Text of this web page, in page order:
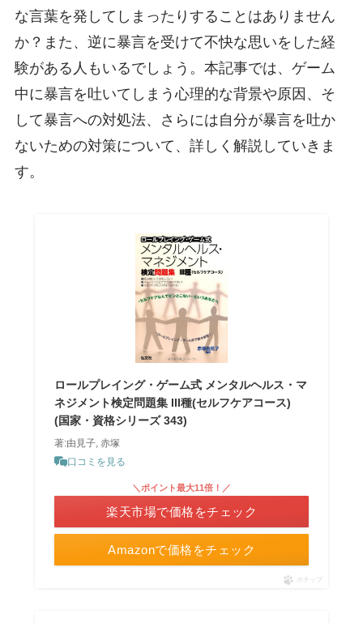
な言葉を発してしまったりすることはありません
か？また、逆に暴言を受けて不快な思いをした経
験がある人もいるでしょう。本記事では、ゲーム
中に暴言を吐いてしまう心理的な背景や原因、そ
して暴言への対処法、さらには自分が暴言を吐か
ないための対策について、詳しく解説していきま
す。
ロールプレイング・ゲーム式 メンタルヘルス・マ
ネジメント検定問題集 III種(セルフケアコース)
(国家・資格シリーズ 343)
著:由見子, 赤塚
口コミを見る
Amazonで価格をチェック
＼ポイント最大11倍！／
楽天市場で価格をチェック
ポチップ